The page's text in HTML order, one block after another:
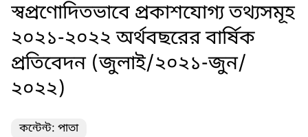
স্বপ্রণোদিতভাবে প্রকাশযোগ্য তথ্যসমূহ
২০২১-২০২২ অর্থবছরের বার্ষিক
প্রতিবেদন (জুলাই/২০২১-জুন/
২০২২)
কন্টেন্ট: পাতা